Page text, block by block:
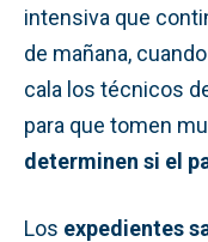
intensiva que
de mañana,
cala los técnicos
para que tomen
determinen si el
Los expedientes